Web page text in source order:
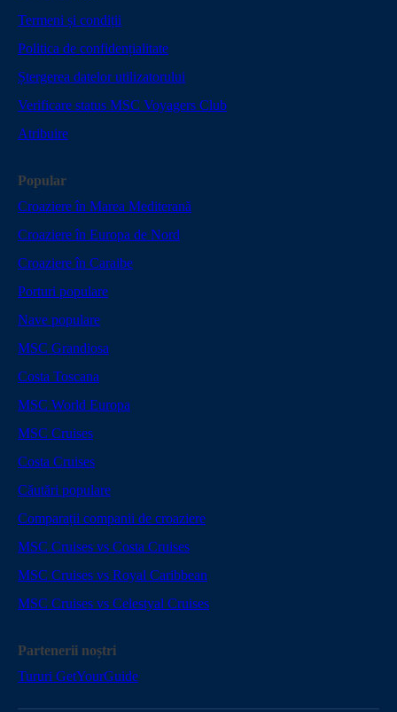
Termeni și condiții
Politica de confidențialitate
Ștergerea datelor utilizatorului
Verificare status MSC Voyagers Club
Atribuire
Popular
Croaziere în Marea Mediterană
Croaziere în Europa de Nord
Croaziere în Caraibe
Porturi populare
Nave populare
MSC Grandiosa
Costa Toscana
MSC World Europa
MSC Cruises
Costa Cruises
Căutări populare
Comparații companii de croaziere
MSC Cruises vs Costa Cruises
MSC Cruises vs Royal Caribbean
MSC Cruises vs Celestyal Cruises
Partenerii noștri
Tururi GetYourGuide